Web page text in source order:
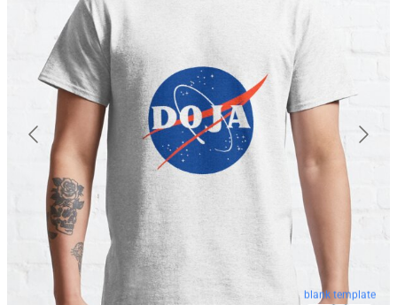
blank template